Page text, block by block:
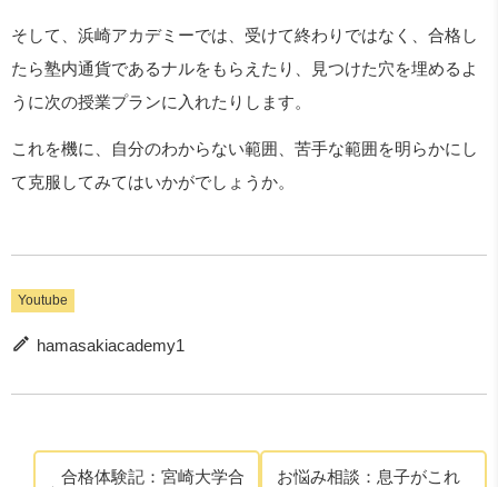
そして、浜崎アカデミーでは、受けて終わりではなく、合格し
たら塾内通貨であるナルをもらえたり、見つけた穴を埋めるよ
うに次の授業プランに入れたりします。
これを機に、自分のわからない範囲、苦手な範囲を明らかにし
て克服してみてはいかがでしょうか。
Youtube
hamasakiacademy1
合格体験記：宮崎大学合
お悩み相談：息子がこれ